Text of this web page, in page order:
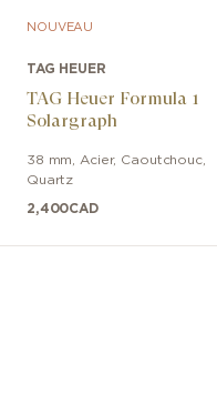
NOUVEAU
TAG HEUER
TAG Heuer Formula 1
Solargraph
38 mm Acier, Caoutchouc,
Quartz
2,400CAD